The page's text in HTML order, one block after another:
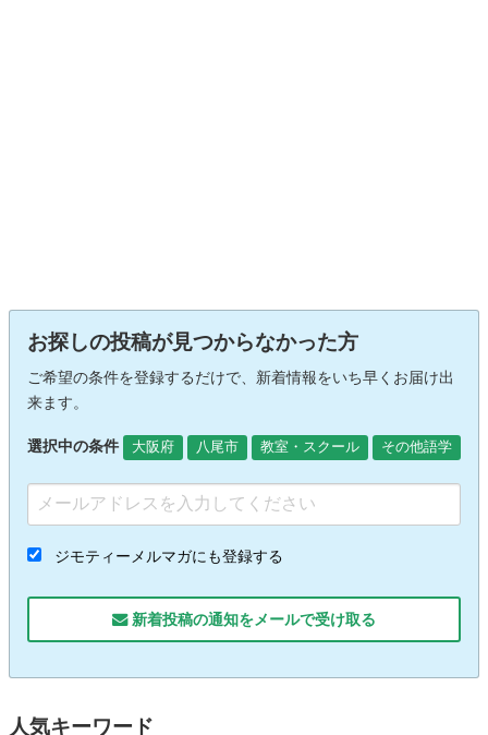
お探しの投稿が見つからなかった方
ご希望の条件を登録するだけで、新着情報をいち早くお届け出
来ます。
選択中の条件 大阪府 八尾市 教室・スクール その他語学
ジモティーメルマガにも登録する
新着投稿の通知をメールで受け取る
人気キーワード